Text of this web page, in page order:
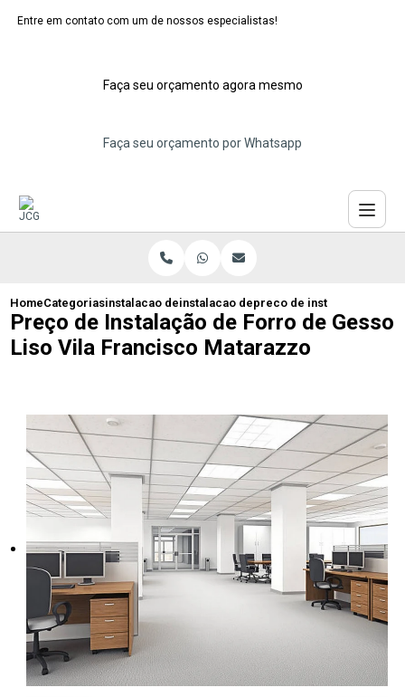
Entre em contato com um de nossos especialistas!
Faça seu orçamento agora mesmo
Faça seu orçamento por Whatsapp
HomeCategoriasinstalacao de forros de gesso
instalacao de forro de gesso para sala
preco de instalacao de
Preço de Instalação de Forro de Gesso
Liso Vila Francisco Matarazzo